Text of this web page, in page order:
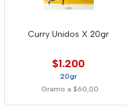
Curry Unidos X 20gr
$1.200
20gr
Gramo a $60,00